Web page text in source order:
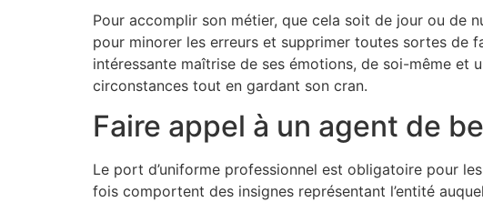
Pour accomplir son métier, que cela soit de jour ou de
pour minorer les erreurs et supprimer toutes sortes de
intéressante maîtrise de ses émotions, de soi-même
circonstances tout en gardant son cran.
Faire appel à un agent de
Le port d’uniforme professionnel est obligatoire pour
fois comportent des insignes représentant l’entité